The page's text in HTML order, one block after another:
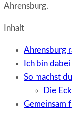
Ahrensburg.
Inhalt
Ahrensburg
Ich bin
So machst
Die
Gemeinsam